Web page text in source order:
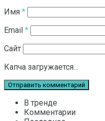
Имя *
Email *
Сайт
Капча загружается...
В тренде
Комментарии